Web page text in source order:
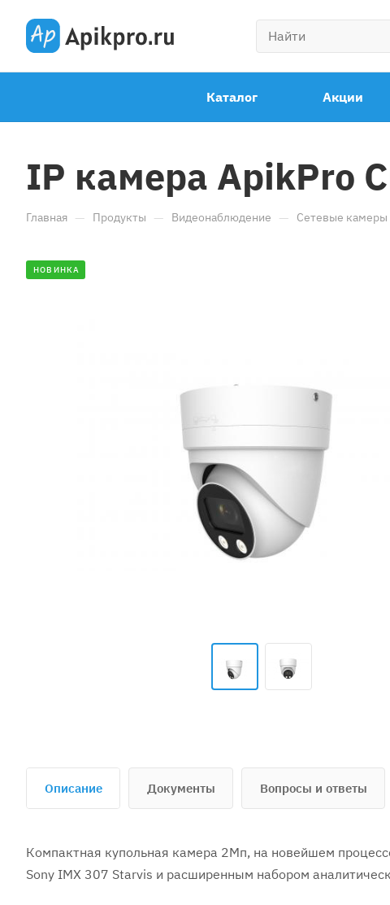
Каталог Акции
IP камера ApikPro
Главная — Продукты — Видеонаблюдение — Сетевые камеры
НОВИНКА
Описание Документы Вопросы и ответы
Компактная купольная камера 2Мп, на новейшем
Sony IMX 307 Starvis и расширенным набором